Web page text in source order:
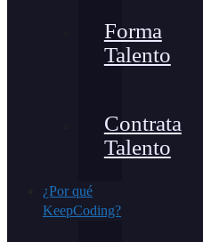
Forma
Talento
Contrata
Talento
¿Por qué
KeepCoding?